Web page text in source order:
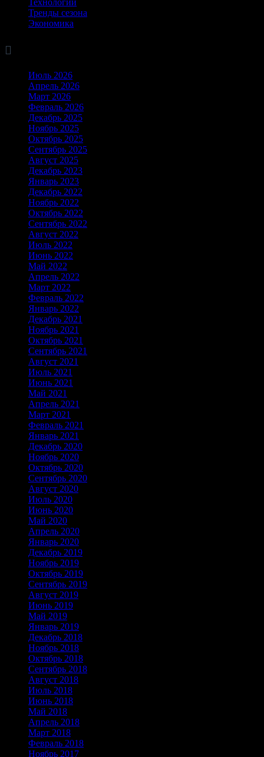
Технологии
Тренды сезона
Экономика

Июль 2026
Апрель 2026
Март 2026
Февраль 2026
Декабрь 2025
Ноябрь 2025
Октябрь 2025
Сентябрь 2025
Август 2025
Декабрь 2023
Январь 2023
Декабрь 2022
Ноябрь 2022
Октябрь 2022
Сентябрь 2022
Август 2022
Июль 2022
Июнь 2022
Май 2022
Апрель 2022
Март 2022
Февраль 2022
Январь 2022
Декабрь 2021
Ноябрь 2021
Октябрь 2021
Сентябрь 2021
Август 2021
Июль 2021
Июнь 2021
Май 2021
Апрель 2021
Март 2021
Февраль 2021
Январь 2021
Декабрь 2020
Ноябрь 2020
Октябрь 2020
Сентябрь 2020
Август 2020
Июль 2020
Июнь 2020
Май 2020
Апрель 2020
Январь 2020
Декабрь 2019
Ноябрь 2019
Октябрь 2019
Сентябрь 2019
Август 2019
Июнь 2019
Май 2019
Январь 2019
Декабрь 2018
Ноябрь 2018
Октябрь 2018
Сентябрь 2018
Август 2018
Июль 2018
Июнь 2018
Май 2018
Апрель 2018
Март 2018
Февраль 2018
Ноябрь 2017